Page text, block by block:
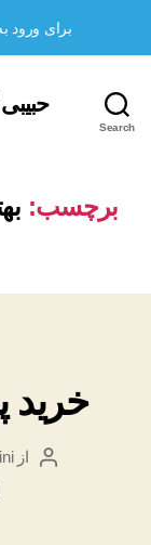
Search
برچسب:
از
برای ورود